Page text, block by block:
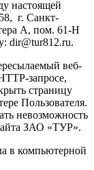
настоящей
г. Санкт-
А, пом. 61-Н
dir@tur812.ru.
веб-
запросе,
страницу
Пользователя.
невозможность
ЗАО «ТУР».
в компьютерной